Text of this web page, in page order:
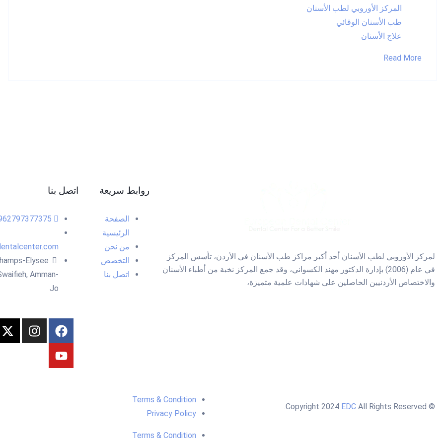
المركز الأوروبي لطب الأسنان
طب الأسنان الوقائي
علاج الأسنان
Read More
لمركز الأوروبي لطب الأسنان أحد أكبر مراكز طب الأسنان في الأردن، تأسس المركز
في عام (2006) بإدارة الدكتور مهند الكسواني، وقد جمع المركز نخبة من أطباء الأسنان
والاختصاص الأردنيين الحاصلين على شهادات علمية متميزة،
روابط سريعة
الصفحة
الرئيسية
من نحن
التخصص
اتصل بنا
اتصل بنا
Elysee
Amman-
Jo
© Copyright 2024
EDC All Rights Reserved.
Terms & Condition
Privacy Policy
Terms & Condition